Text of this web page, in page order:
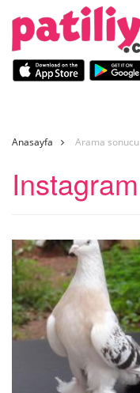
Anasayfa Arama sonucu
Instagram